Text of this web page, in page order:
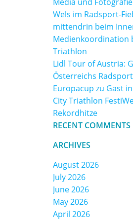
Wels im Radsport-
mittendrin beim
Medienkoordination
Triathlon
Lidl Tour of Austria:
Österreichs
Europacup zu Gast
City Triathlon
Rekordhitze
RECENT COMMENTS
ARCHIVES
August 2026
July 2026
June 2026
May 2026
April 2026